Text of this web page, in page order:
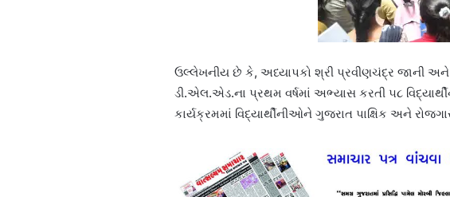
ઉલ્લેખનીય છે કે, અધ્યાપકો શ્રી પ્રવીણચંદ્ર જાની અને
ડી.એલ.એડ.ના પ્રથમ વર્ષમાં અભ્યાસ કરતી ૫૮
કાર્યક્રમમાં વિદ્યાર્થીનીઓને ગુજરાત પાક્ષિક અને